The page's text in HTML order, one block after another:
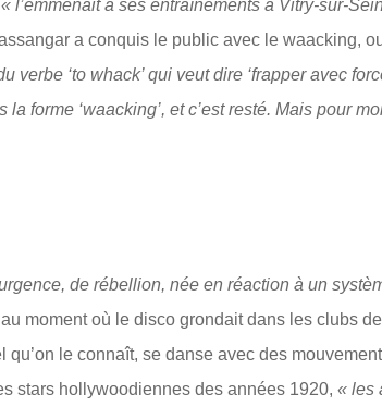
« l’emmenait à ses entraînements à Vitry-sur-
a conquis le public avec le waacking,
verbe ‘to whack’ qui veut dire ‘frapper avec
forme ‘waacking’, et c’est resté. Mais pour
de rébellion, née en réaction à un
moment où le disco grondait dans les clubs
le connaît, se danse avec des
stars hollywoodiennes des années 1920, « les